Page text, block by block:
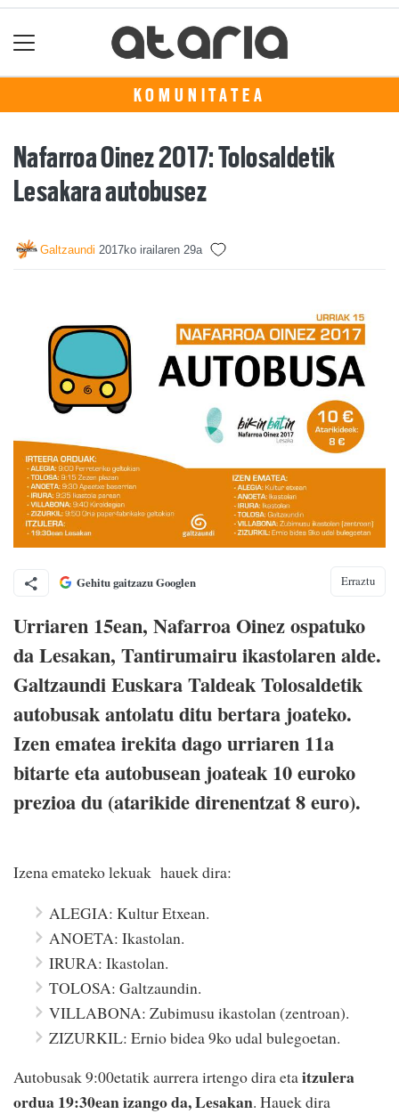
KOMUNITATEA
Nafarroa Oinez 2017: Tolosaldetik
Lesakara autobusez
Galtzaundi 2017ko irailaren 29a
Gehitu gaitzazu Googlen Erraztu
Urriaren 15ean, Nafarroa Oinez ospatuko
da Lesakan, Tantirumairu ikastolaren alde.
Galtzaundi Euskara Taldeak Tolosaldetik
autobusak antolatu ditu bertara joateko.
Izen ematea irekita dago urriaren 11a
bitarte eta autobusean joateak 10 euroko
prezioa du (atarikide direnentzat 8 euro).
Izena emateko lekuak hauek dira:
ALEGIA: Kultur Etxean.
ANOETA: Ikastolan.
IRURA: Ikastolan.
TOLOSA: Galtzaundin.
VILLABONA: Zubimusu ikastolan (zentroan).
ZIZURKIL: Ernio bidea 9ko udal bulegoetan.
Autobusak 9:00etatik aurrera irtengo dira etaitzulera
ordua 19:30ean izango da, Lesakan. Hauek dira